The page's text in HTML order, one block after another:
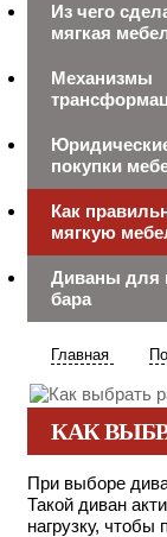
Из чего
мягкая
Механизмы
покупки
Как
мягкую
Диваны для
бара
Главная
КАК
При выборе
Такой диван
нагрузку,